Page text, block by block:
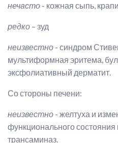
нечасто - кожная сыпь,
редко – зуд
неизвестно - синдром
мультиформная эритема,
эксфолиативный дерматит.
Со стороны печени:
неизвестно - желтуха и
функционального
трансаминаз.